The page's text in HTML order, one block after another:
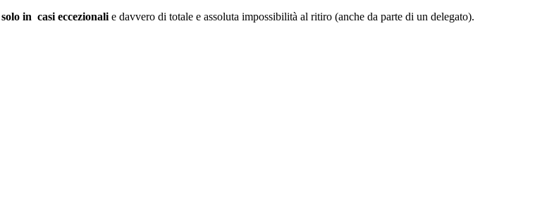
solo in casi eccezionali e davvero di totale e assoluta impossibilità al ritiro (anche da parte di un delegato).